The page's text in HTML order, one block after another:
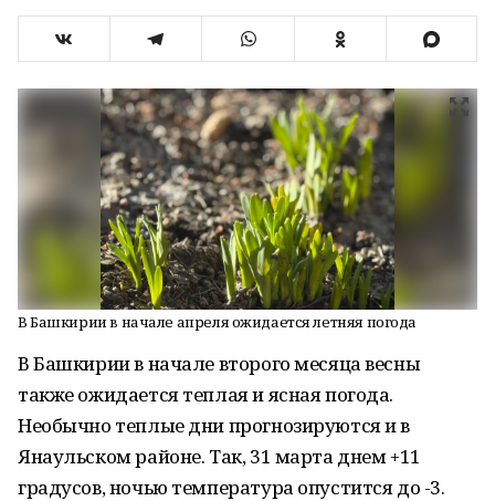
В Башкирии в начале апреля ожидается летняя погода
В Башкирии в начале второго месяца весны
также ожидается теплая и ясная погода.
Необычно теплые дни прогнозируются и в
Янаульском районе. Так, 31 марта днем +11
градусов, ночью температура опустится до -3.